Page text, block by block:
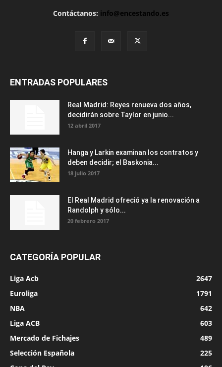
Contáctanos: info@encestando.es
ENTRADAS POPULARES
Real Madrid: Reyes renueva dos años,
decidirán sobre Taylor en junio...
12 abril 2017
Hanga y Larkin examinan los contratos y
deben decidir; el Baskonia...
18 julio 2017
El Real Madrid ofreció ya la renovación a
Randolph y sólo...
20 febrero 2017
CATEGORÍA POPULAR
Liga Acb
2647
Euroliga
1791
NBA
642
Liga ACB
603
Mercado de Fichajes
489
Selección Española
225